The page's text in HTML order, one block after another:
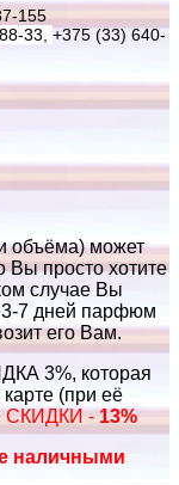
155
33, +375 (33) 640-
объёма) может
Вы просто хотите
случае Вы
7 дней парфюм
его Вам.
3%, которая
(при её
СКИДКИ - 13%
наличными